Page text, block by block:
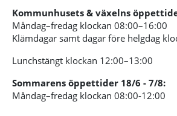
Kommunhusets & växelns
Måndag–fredag klockan 08:00–16:00
Klämdagar samt dagar före helgdag
Lunchstängt klockan 12:00–13:00
Sommarens öppettider 18/6 - 7/8:
Måndag–fredag klockan 08:00-12:00